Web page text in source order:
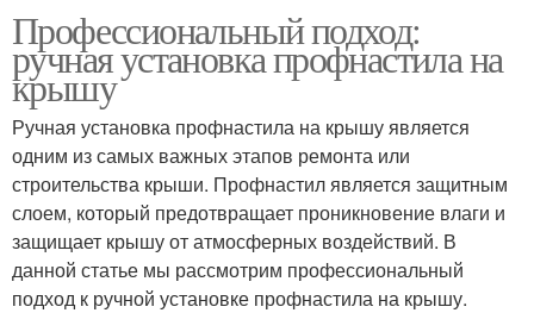
Профессиональный подход:
ручная установка профнастила на
крышу
Ручная установка профнастила на крышу является
одним из самых важных этапов ремонта или
строительства крыши. Профнастил является защитным
слоем, который предотвращает проникновение влаги и
защищает крышу от атмосферных воздействий. В
данной статье мы рассмотрим профессиональный
подход к ручной установке профнастила на крышу.